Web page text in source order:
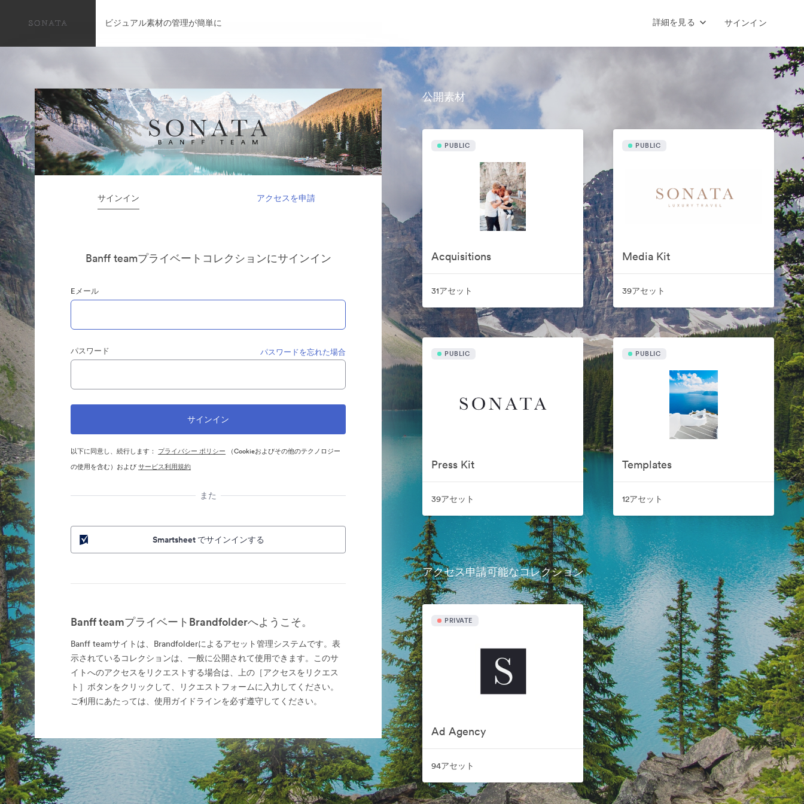
ビジュアル素材の管理が簡単に 詳細を見る サインイン
サインイン アクセスを申請
Banff teamプライベートコレクションにサインイン
Eメール
パスワード パスワードを忘れた場合
以下に同意し、続行します： プライバシー ポリシー （Cookieおよびその他のテクノロジー
の使用を含む）およびサービス利用規約
また
Smartsheet でサインインする
Banff teamプライベートBrandfolderへようこそ。
Banff teamサイトは、Brandfolderによるアセット管理システムです。表
示されているコレクションは、一般に公開されて使用できます。このサ
イトへのアクセスをリクエストする場合は、上の［アクセスをリクエス
ト］ボタンをクリックして、リクエストフォームに入力してください。
ご利用にあたっては、使用ガイドラインを必ず遵守してください。
公開素材
PUBLIC
Acquisitions
31アセット
PUBLIC
Media Kit
39アセット
PUBLIC
Press Kit
39アセット
PUBLIC
Templates
12アセット
アクセス申請可能なコレクション
PRIVATE
Ad Agency
94アセット